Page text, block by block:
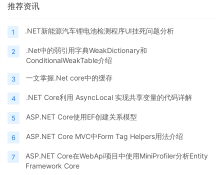
推荐资讯
1 .NET新能源汽车锂电池检测程序UI挂死问题分析
2
.Net中的弱引用字典WeakDictionary和
ConditionalWeakTable介绍
3 一文掌握.Net core中的缓存
4 .NET Core利用 AsyncLocal 实现共享变量的代码详解
5 ASP.NET Core使用EF创建关系模型
6 ASP.NET Core MVC中Form Tag Helpers用法介绍
7
ASP.NET Core在WebApi项目中使用MiniProfiler分析Entity
Framework Core